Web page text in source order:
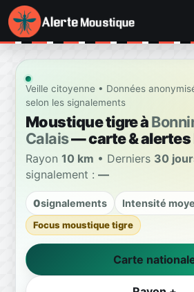
Veille citoyenne • Données
selon les signalements
Moustique tigre à
Calais— carte & alertes
Rayon 10 km • Derniers 30
signalement : —
0signalements Intensité
Focus moustique tigre
Carte